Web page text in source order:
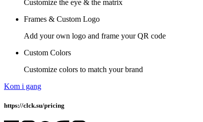
Customize the eye & the matrix
Frames & Custom Logo
Add your own logo and frame your QR code
Custom Colors
Customize colors to match your brand
Kom i gang
https://clck.su/pricing